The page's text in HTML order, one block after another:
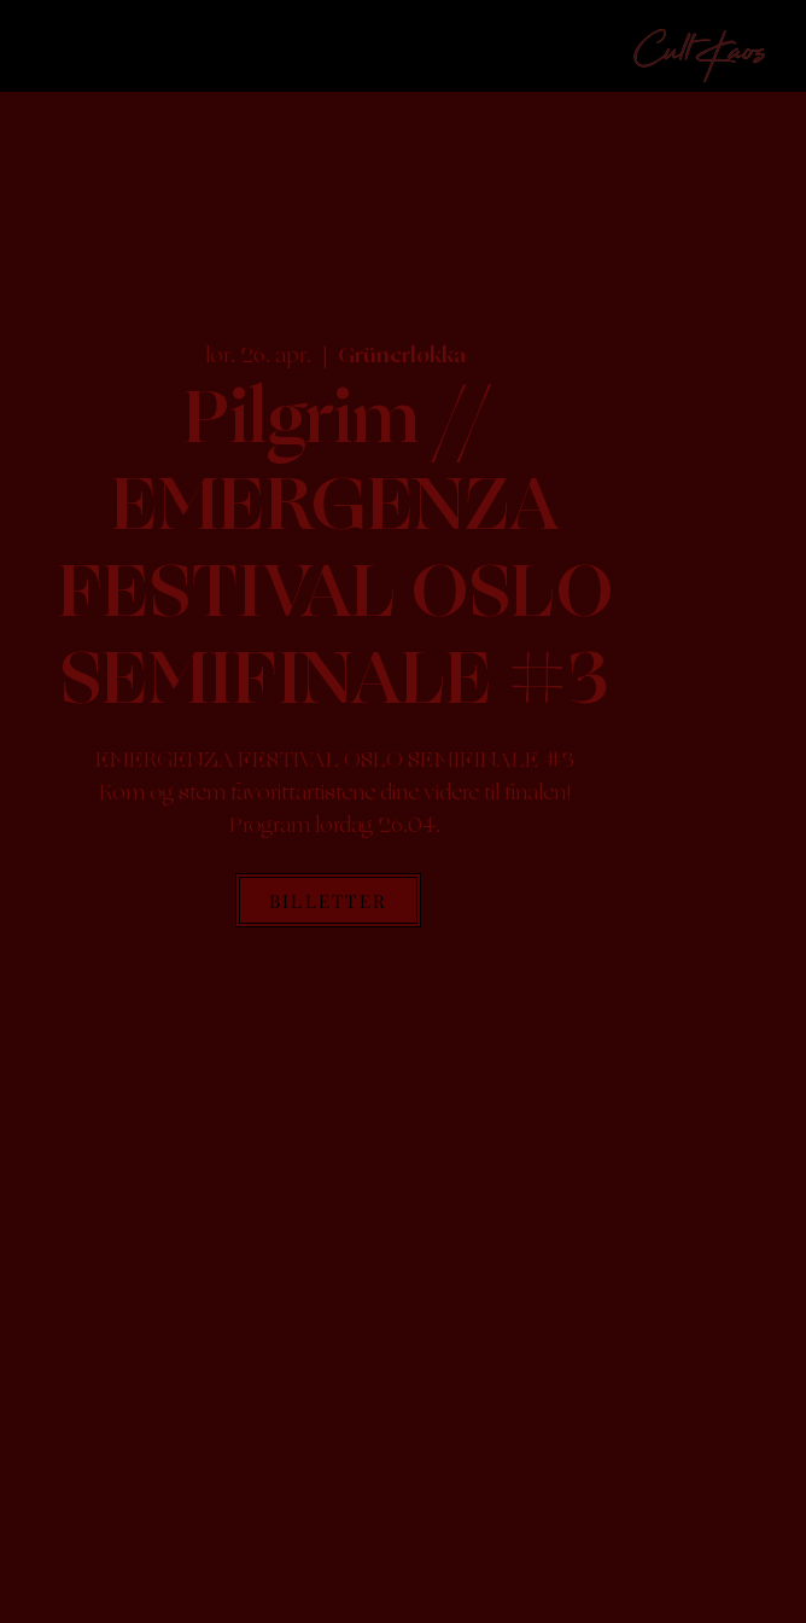
lør. 26. apr.
  |
Grünerløkka
Pilgrim //
EMERGENZA
FESTIVAL OSLO
SEMIFINALE #3
EMERGENZA FESTIVAL OSLO SEMIFINALE #3
Kom og stem favorittartistene dine videre til finalen!
Program lørdag 26.04.
BILLETTER